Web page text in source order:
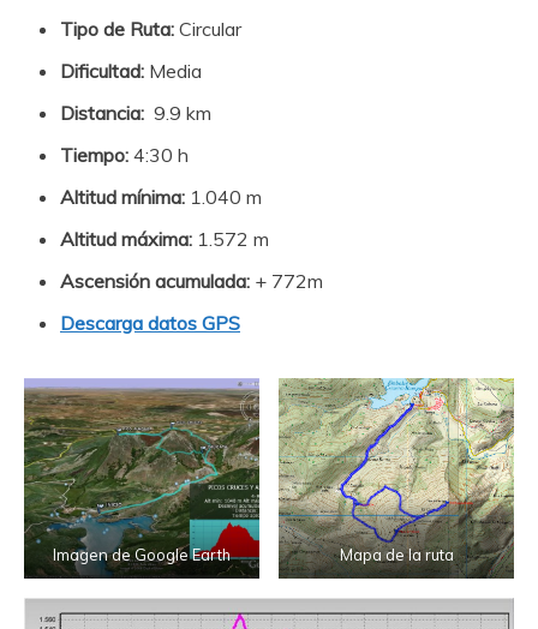
Tipo de Ruta: Circular
Dificultad: Media
Distancia: 9.9 km
Tiempo: 4:30 h
Altitud mínima: 1.040 m
Altitud máxima: 1.572 m
Ascensión acumulada: + 772m
Descarga datos GPS
Imagen de Google Earth Mapa de la ruta